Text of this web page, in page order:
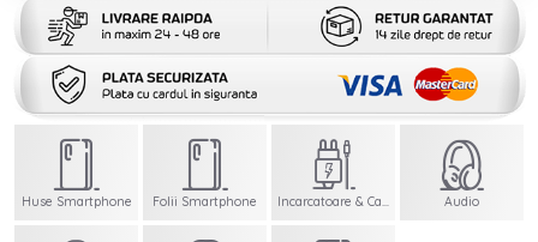
Huse Smartphone Folii Smartphone Incarcatoare & Cabluri Audio